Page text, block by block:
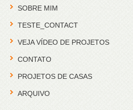
SOBRE MIM
TESTE_CONTACT
VEJA VÍDEO DE PROJETOS
CONTATO
PROJETOS DE CASAS
ARQUIVO